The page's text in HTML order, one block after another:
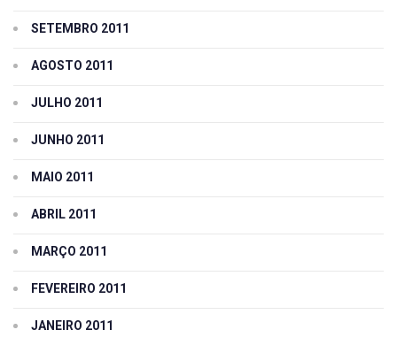
SETEMBRO 2011
AGOSTO 2011
JULHO 2011
JUNHO 2011
MAIO 2011
ABRIL 2011
MARÇO 2011
FEVEREIRO 2011
JANEIRO 2011